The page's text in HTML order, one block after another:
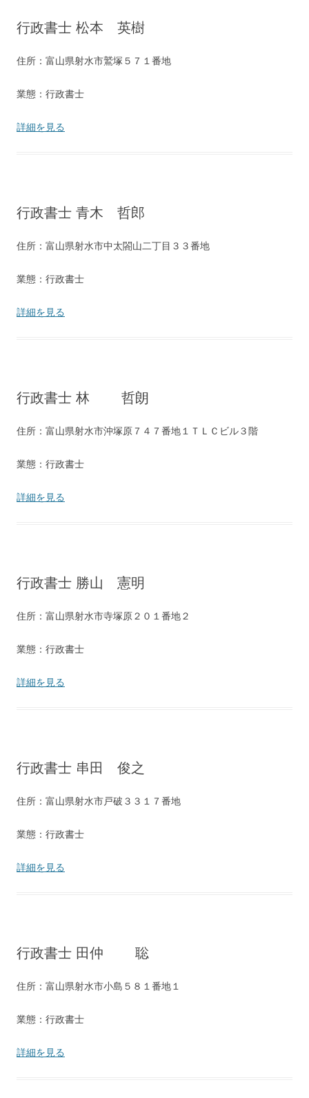
行政書士 松本 英樹
住所：富山県射水市鷲塚５７１番地
業態：行政書士
詳細を見る
行政書士 青木 哲郎
住所：富山県射水市中太閤山二丁目３３番地
業態：行政書士
詳細を見る
行政書士 林 哲朗
住所：富山県射水市沖塚原７４７番地１ＴＬＣビル３階
業態：行政書士
詳細を見る
行政書士 勝山 憲明
住所：富山県射水市寺塚原２０１番地２
業態：行政書士
詳細を見る
行政書士 串田 俊之
住所：富山県射水市戸破３３１７番地
業態：行政書士
詳細を見る
行政書士 田仲 聡
住所：富山県射水市小島５８１番地１
業態：行政書士
詳細を見る